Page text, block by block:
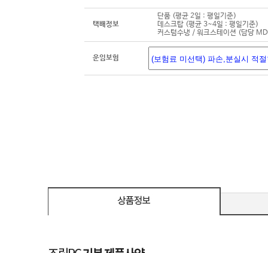
택배정보
단품 (평균 2일 : 평일기준)
데스크탑 (평균 3~4일 : 평일기준)
커스텀수냉 / 워크스테이션 (담당
운임보험